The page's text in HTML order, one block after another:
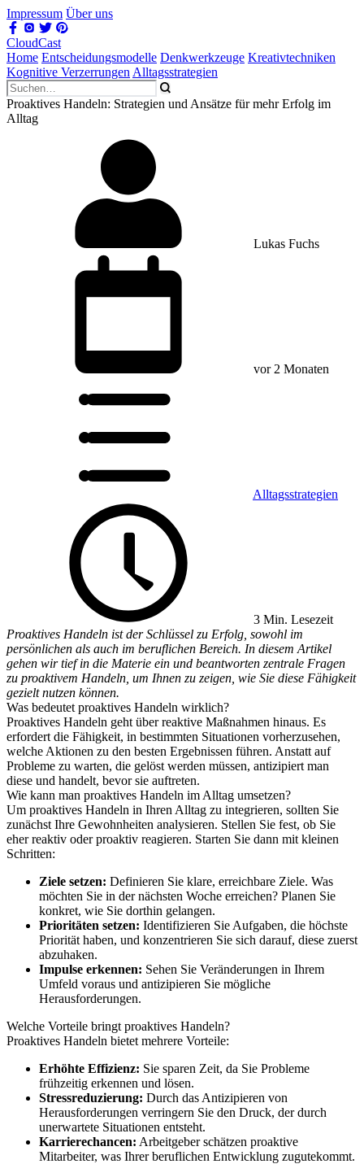
Impressum Über uns
CloudCast
Home Entscheidungsmodelle Denkwerkzeuge Kreativtechniken
Kognitive Verzerrungen Alltagsstrategien
Proaktives Handeln: Strategien und Ansätze für mehr Erfolg im
Alltag
Lukas Fuchs
vor 2 Monaten
Alltagsstrategien
3 Min. Lesezeit
Proaktives Handeln ist der Schlüssel zu Erfolg, sowohl im
persönlichen als auch im beruflichen Bereich. In diesem Artikel
gehen wir tief in die Materie ein und beantworten zentrale Fragen
zu proaktivem Handeln, um Ihnen zu zeigen, wie Sie diese Fähigkeit
gezielt nutzen können.
Was bedeutet proaktives Handeln wirklich?
Proaktives Handeln geht über reaktive Maßnahmen hinaus. Es
erfordert die Fähigkeit, in bestimmten Situationen vorherzusehen,
welche Aktionen zu den besten Ergebnissen führen. Anstatt auf
Probleme zu warten, die gelöst werden müssen, antizipiert man
diese und handelt, bevor sie auftreten.
Wie kann man proaktives Handeln im Alltag umsetzen?
Um proaktives Handeln in Ihren Alltag zu integrieren, sollten Sie
zunächst Ihre Gewohnheiten analysieren. Stellen Sie fest, ob Sie
eher reaktiv oder proaktiv reagieren. Starten Sie dann mit kleinen
Schritten:
Ziele setzen: Definieren Sie klare, erreichbare Ziele. Was
möchten Sie in der nächsten Woche erreichen? Planen Sie
konkret, wie Sie dorthin gelangen.
Prioritäten setzen: Identifizieren Sie Aufgaben, die höchste
Priorität haben, und konzentrieren Sie sich darauf, diese zuerst
abzuhaken.
Impulse erkennen: Sehen Sie Veränderungen in Ihrem
Umfeld voraus und antizipieren Sie mögliche
Herausforderungen.
Welche Vorteile bringt proaktives Handeln?
Proaktives Handeln bietet mehrere Vorteile:
Erhöhte Effizienz: Sie sparen Zeit, da Sie Probleme
frühzeitig erkennen und lösen.
Stressreduzierung: Durch das Antizipieren von
Herausforderungen verringern Sie den Druck, der durch
unerwartete Situationen entsteht.
Karrierechancen: Arbeitgeber schätzen proaktive
Mitarbeiter, was Ihrer beruflichen Entwicklung zugutekommt.